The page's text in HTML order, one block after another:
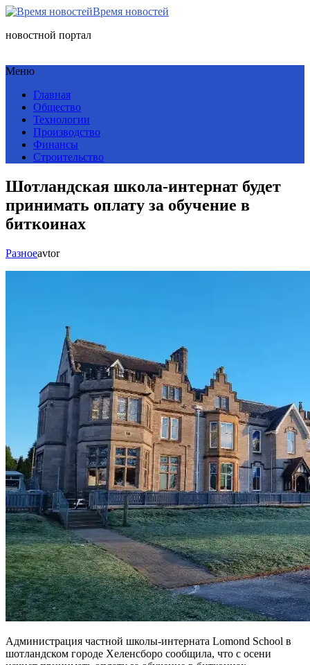
Время новостей
новостной портал
Меню
Главная
Общество
Технологии
Производство
Финансы
Строительство
Шотландская школа-интернат будет
принимать оплату за обучение в
биткоинах
Разноеavtor
Администрация частной школы-интерната Lomond School в
шотландском городе Хеленсборо сообщила, что с осени